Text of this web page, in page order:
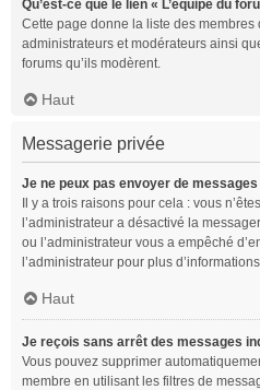
Qu’est-ce que le lien « L’équipe du
Cette page donne la liste des membres
administrateurs et modérateurs ainsi
forums qu’ils modèrent.
Haut
Messagerie privée
Je ne peux pas envoyer de
Il y a trois raisons pour cela : vous
l’administrateur a désactivé la
ou l’administrateur vous a empêché
l’administrateur pour plus
Haut
Je reçois sans arrêt des messages
Vous pouvez supprimer
membre en utilisant les filtres de